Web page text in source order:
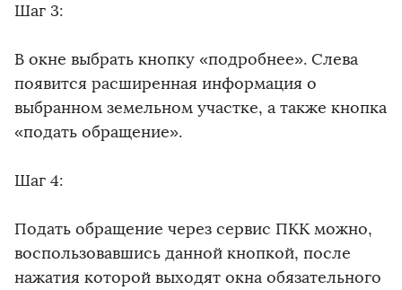
Шаг 3:
В окне выбрать кнопку «подробнее». Слева
появится расширенная информация о
выбранном земельном участке, а также кнопка
«подать обращение».
Шаг 4:
Подать обращение через сервис ПКК можно,
воспользовавшись данной кнопкой, после
нажатия которой выходят окна обязательного